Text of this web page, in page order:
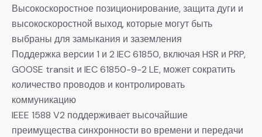
Высокоскоростное позиционирование, защита дуги и
высокоскоростной выход, которые могут быть
выбраны для замыкания и заземления
Поддержка версии 1 и 2 IEC 61850, включая HSR и PRP,
GOOSE transit и IEC 61850-9-2 LE, может сократить
количество проводов и контролировать
коммуникацию
IEEE 1588 V2 поддерживает высочайшие
преимущества синхронности во времени и передачи